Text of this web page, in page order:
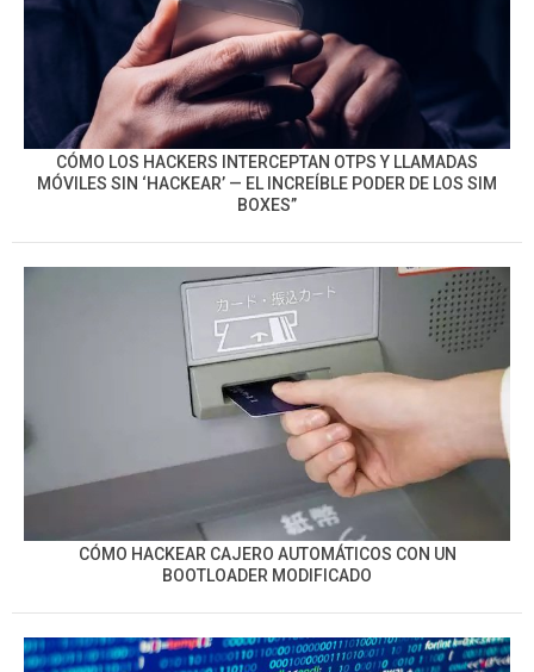
CÓMO LOS HACKERS INTERCEPTAN OTPS Y LLAMADAS
MÓVILES SIN ‘HACKEAR’ — EL INCREÍBLE PODER DE LOS SIM
BOXES”
CÓMO HACKEAR CAJERO AUTOMÁTICOS CON UN
BOOTLOADER MODIFICADO